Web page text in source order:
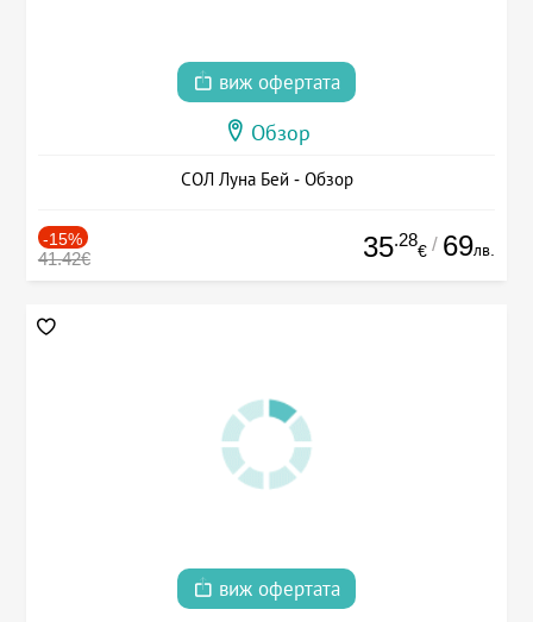
виж офертата
Обзор
СОЛ Луна Бей - Обзор
-15%
41.42€ 35.28
€ / 69лв.
виж офертата